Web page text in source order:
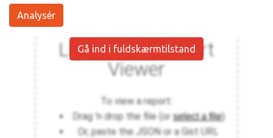
Analysér
Gå ind i fuldskærmtilstand